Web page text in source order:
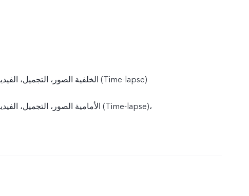
الخلفية الصور، التجميل، الفيديو، التايم لابس (Time-lapse)
الأمامية الصور، التجميل، الفيديو، التايم لابس (Time-lapse)،